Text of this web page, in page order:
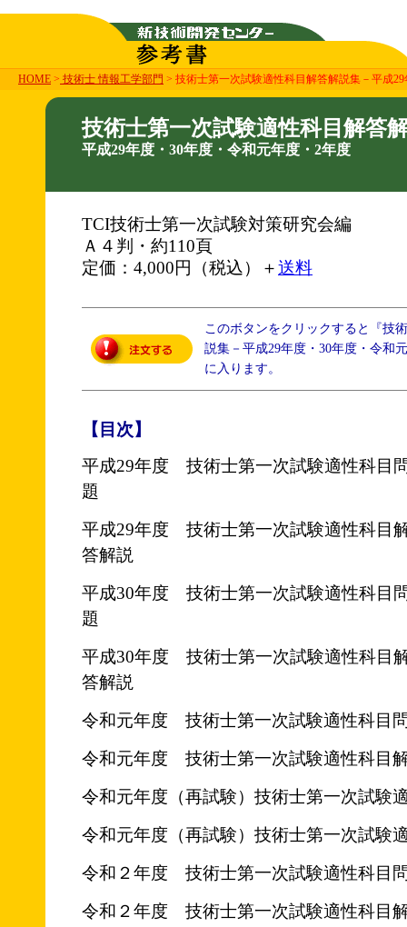
HOME > 技術士 情報工学部門 > 技術士第一次試験適性科目解答解説集－平成
技術士第一次試験適性科目解答
平成29年度・30年度・令和元年度・2年度
TCI技術士第一次試験対策研究会編
Ａ４判・約110頁
定価：4,000円（税込）＋送料
このボタンをクリックすると『技
説集－平成29年度・30年度・令和
に入ります。
【目次】
平成29年度 技術士第一次試験適性科目
題
平成29年度 技術士第一次試験適性科目
答解説
平成30年度 技術士第一次試験適性科目
題
平成30年度 技術士第一次試験適性科目
答解説
令和元年度 技術士第一次試験適性科目
令和元年度 技術士第一次試験適性科目
令和元年度（再試験）技術士第一次試験
令和元年度（再試験）技術士第一次試験
令和２年度 技術士第一次試験適性科目
令和２年度 技術士第一次試験適性科目